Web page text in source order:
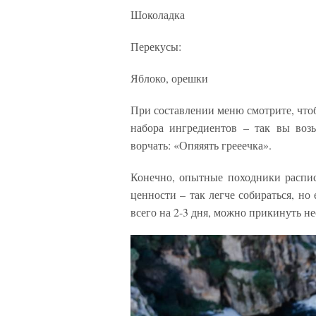
Шоколадка
Перекусы:
Яблоко, орешки
При составлении меню смотрите,
набора ингредиентов – так вы
ворчать: «Опяяять грееечка».
Конечно, опытные походники
ценности – так легче собираться,
всего на 2-3 дня, можно прикинуть